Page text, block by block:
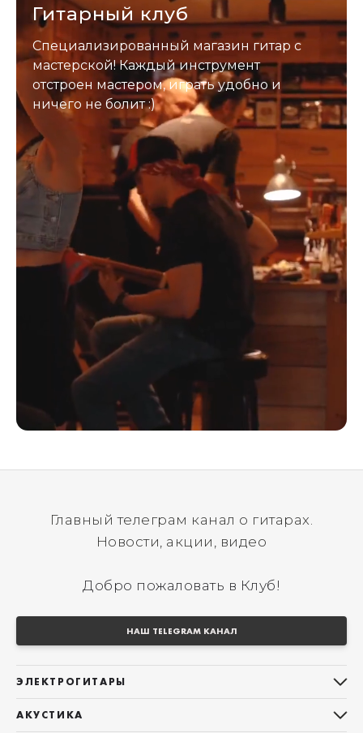
Гитарный клуб
Специализированный магазин гитар с
мастерской! Каждый инструмент
отстроен мастером, играть удобно и
ничего не болит :)
Главный телеграм канал о гитарах.
Новости, акции, видео
Добро пожаловать в Клуб!
НАШ TELEGRAM КАНАЛ
ЭЛЕКТРОГИТАРЫ
АКУСТИКА